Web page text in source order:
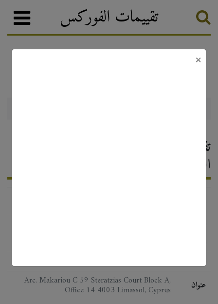
تقييمات الفوركس
التعليقات 2026
البرمجيات
Arc. Makariou C 59 Steratzias Court Block A,
Office 14 4003 Limassol, Cyprus عنوان
×